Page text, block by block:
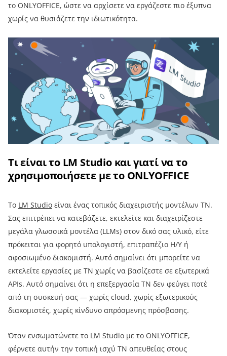
το ONLYOFFICE, ώστε να αρχίσετε να εργάζεστε πιο έξυπνα
χωρίς να θυσιάζετε την ιδιωτικότητα.
Τι είναι το LM Studio και γιατί να το
χρησιμοποιήσετε με το ONLYOFFICE
Το LM Studio είναι ένας τοπικός διαχειριστής μοντέλων ΤΝ.
Σας επιτρέπει να κατεβάζετε, εκτελείτε και διαχειρίζεστε
μεγάλα γλωσσικά μοντέλα (LLMs) στον δικό σας υλικό, είτε
πρόκειται για φορητό υπολογιστή, επιτραπέζιο Η/Υ ή
αφοσιωμένο διακομιστή. Αυτό σημαίνει ότι μπορείτε να
εκτελείτε εργασίες με ΤΝ χωρίς να βασίζεστε σε εξωτερικά
APIs. Αυτό σημαίνει ότι η επεξεργασία ΤΝ δεν φεύγει ποτέ
από τη συσκευή σας — χωρίς cloud, χωρίς εξωτερικούς
διακομιστές, χωρίς κίνδυνο απρόσμενης πρόσβασης.
Όταν ενσωματώνετε το LM Studio με το ONLYOFFICE,
φέρνετε αυτήν την τοπική ισχύ ΤΝ απευθείας στους